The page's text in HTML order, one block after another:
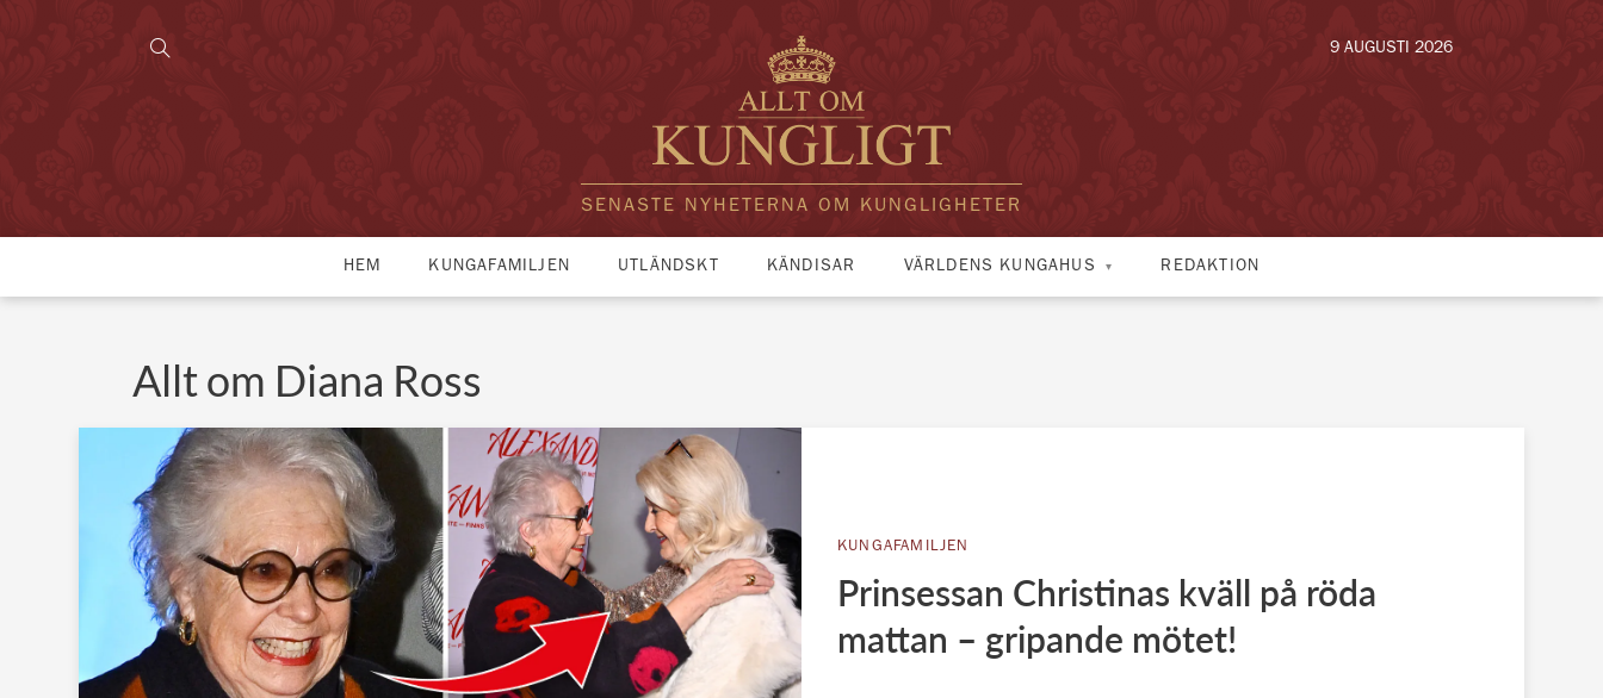
SENASTE NYHETERNA OM KUNGLIGHETER
9 AUGUSTI 2026
HEM KUNGAFAMILJEN UTLÄNDSKT KÄNDISAR VÄRLDENS KUNGAHUS REDAKTION
Allt om Diana Ross
KUNGAFAMILJEN
Prinsessan Christinas kväll på röda
mattan – gripande mötet!